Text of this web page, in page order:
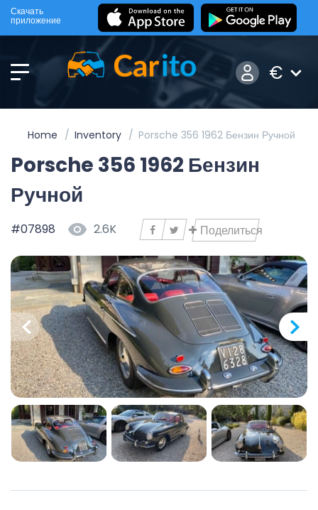
Скачать
приложение
€
Home Inventory Porsche 356 1962 Бензин Ручной
Porsche 356 1962 Бензин
Ручной
#07898 2.6K Поделиться